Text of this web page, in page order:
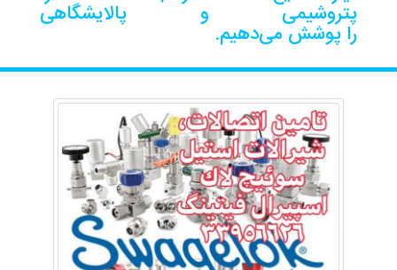
پتروشیمی و پالایشگاهی
را پوشش می‌دهیم.